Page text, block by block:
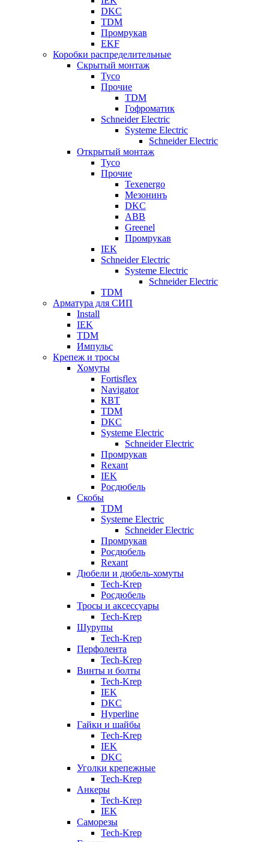
DKC
TDM
Промрукав
EKF
Коробки распределительные
Скрытый монтаж
Tyco
Прочие
TDM
Гофроматик
Schneider Electric
Systeme Electric
Schneider Electric
Открытый монтаж
Tyco
Прочие
Texenergo
Мезонинъ
DKC
ABB
Greenel
Промрукав
IEK
Schneider Electric
Systeme Electric
Schneider Electric
TDM
Арматура для СИП
Install
IEK
TDM
Импульс
Крепеж и тросы
Хомуты
Fortisflex
Navigator
КВТ
TDM
DKC
Systeme Electric
Schneider Electric
Промрукав
Rexant
IEK
Росдюбель
Скобы
TDM
Systeme Electric
Schneider Electric
Промрукав
Росдюбель
Rexant
Дюбели и дюбель-хомуты
Tech-Krep
Росдюбель
Тросы и аксессуары
Tech-Krep
Шурупы
Tech-Krep
Перфолента
Tech-Krep
Винты и болты
Tech-Krep
IEK
DKC
Hyperline
Гайки и шайбы
Tech-Krep
IEK
DKC
Уголки крепежные
Tech-Krep
Анкеры
Tech-Krep
IEK
Саморезы
Tech-Krep